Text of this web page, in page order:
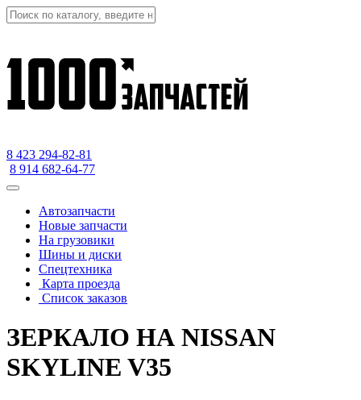
8 423 294-82-81
8 914 682-64-77
Автозапчасти
Новые запчасти
На грузовики
Шины и диски
Спецтехника
Карта проезда
Список заказов
ЗЕРКАЛО НА NISSAN
SKYLINE V35